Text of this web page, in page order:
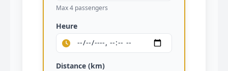
Max 4 passengers
Heure
Distance (km)